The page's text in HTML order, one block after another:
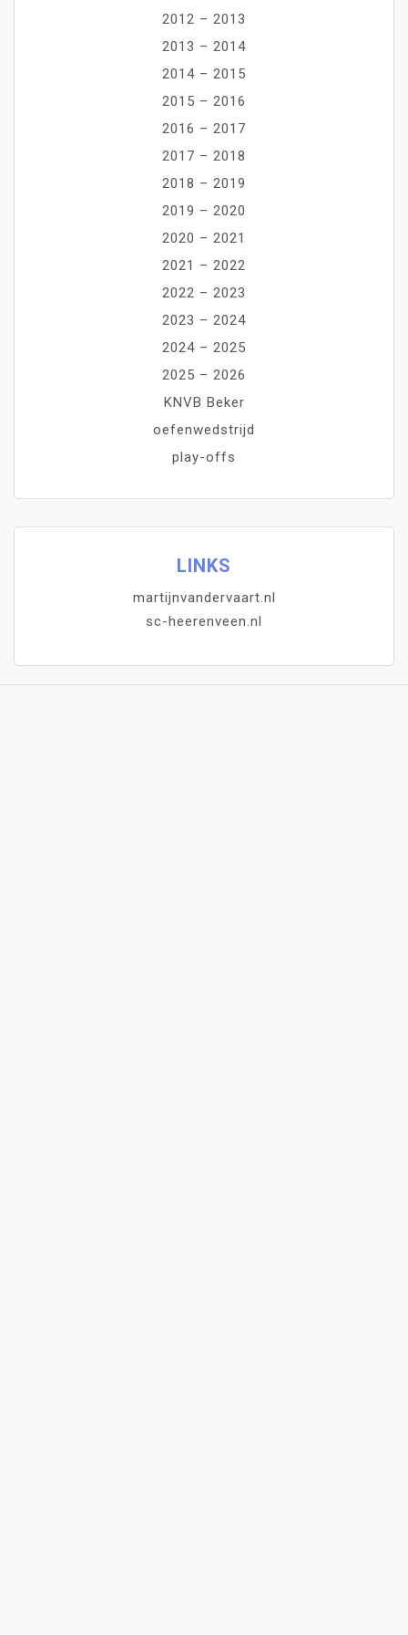
2012 – 2013
2013 – 2014
2014 – 2015
2015 – 2016
2016 – 2017
2017 – 2018
2018 – 2019
2019 – 2020
2020 – 2021
2021 – 2022
2022 – 2023
2023 – 2024
2024 – 2025
2025 – 2026
KNVB Beker
oefenwedstrijd
play-offs
LINKS
martijnvandervaart.nl
sc-heerenveen.nl